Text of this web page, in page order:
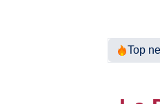
Top